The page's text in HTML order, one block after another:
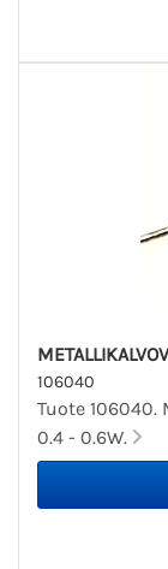
106040
Tuote 106040.
0.4 - 0.6W.